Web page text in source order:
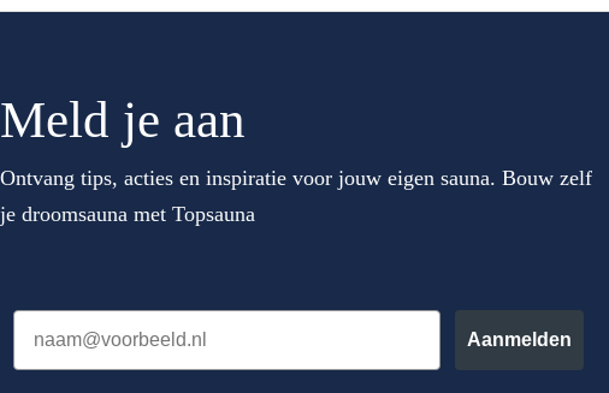
Meld je aan
Ontvang tips, acties en inspiratie voor jouw eigen sauna. Bouw zelf
je droomsauna met Topsauna
Email
Aanmelden